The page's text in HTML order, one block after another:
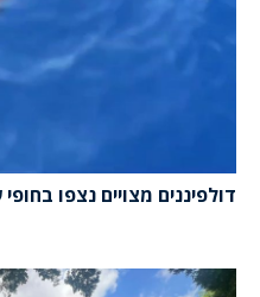
דולפיננים מצויים נצפו